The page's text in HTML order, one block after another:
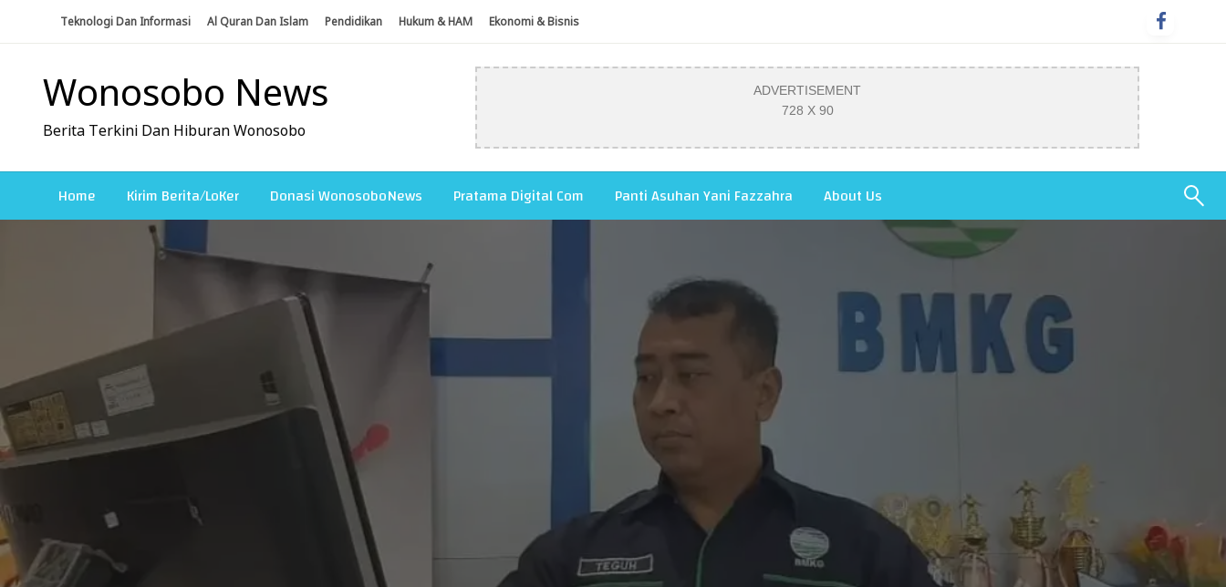
Teknologi Dan Informasi Al Quran Dan Islam Pendidikan Hukum & HAM Ekonomi & Bisnis
Wonosobo News
Berita Terkini Dan Hiburan Wonosobo
ADVERTISEMENT
728 X 90
Home Kirim Berita/LoKer Donasi WonosoboNews Pratama Digital Com Panti Asuhan Yani Fazzahra About Us